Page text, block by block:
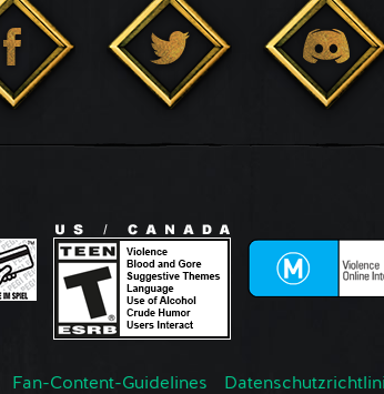
Fan-Content-Guidelines